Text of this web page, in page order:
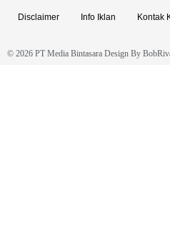
© 2026 PT Media Bintasara Design By
Disclaimer Info Iklan Kontak